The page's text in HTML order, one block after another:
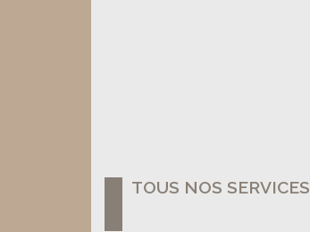
TOUS NOS SERVICES